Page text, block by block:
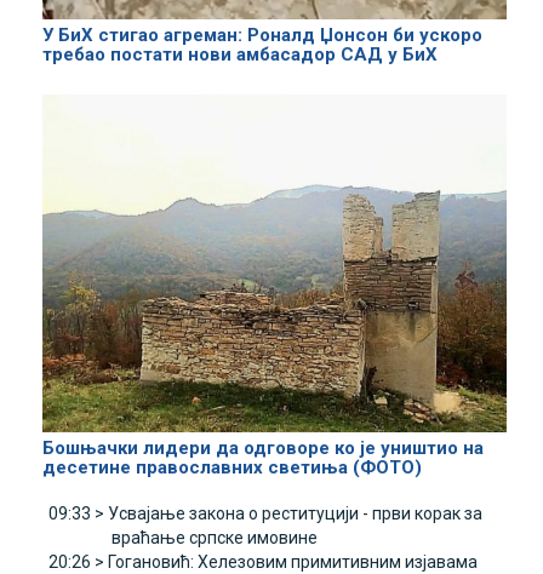
У БиХ стигао агреман: Роналд Џонсон би ускоро
требао постати нови амбасадор САД у БиХ
Бошњачки лидери да одговоре ко је уништио на
десетине православних светиња (ФОТО)
09:33 > Усвајање закона о реституцији - први корак за
враћање српске имовине
20:26 > Гогановић: Хелезовим примитивним изјавама